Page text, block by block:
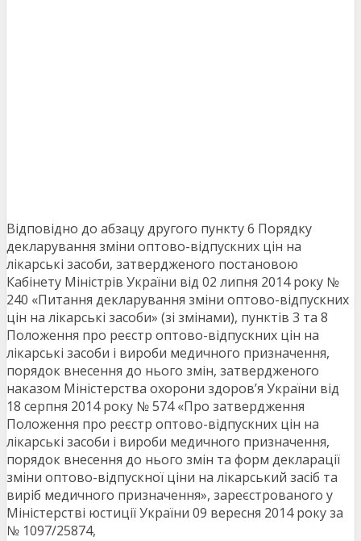
Відповідно до абзацу другого пункту 6 Порядку
декларування зміни оптово-відпускних цін на
лікарські засоби, затвердженого постановою
Кабінету Міністрів України від 02 липня 2014 року №
240 «Питання декларування зміни оптово-відпускних
цін на лікарські засоби» (зі змінами), пунктів 3 та 8
Положення про реєстр оптово-відпускних цін на
лікарські засоби і вироби медичного призначення,
порядок внесення до нього змін, затвердженого
наказом Міністерства охорони здоров’я України від
18 серпня 2014 року № 574 «Про затвердження
Положення про реєстр оптово-відпускних цін на
лікарські засоби і вироби медичного призначення,
порядок внесення до нього змін та форм декларації
зміни оптово-відпускної ціни на лікарський засіб та
виріб медичного призначення», зареєстрованого у
Міністерстві юстиції України 09 вересня 2014 року за
№ 1097/25874,